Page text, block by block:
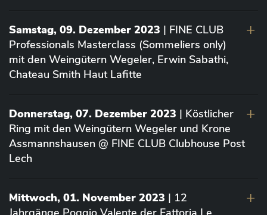
Samstag, 09. Dezember 2023 | FINE CLUB
Professionals Masterclass (Sommeliers only)
mit den Weingütern Wegeler, Erwin Sabathi,
Chateau Smith Haut Lafitte
Donnerstag, 07. Dezember 2023 | Köstlicher
Ring mit den Weingütern Wegeler und Krone
Assmannshausen @ FINE CLUB Clubhouse Post
Lech
Mittwoch, 01. November 2023 | 12